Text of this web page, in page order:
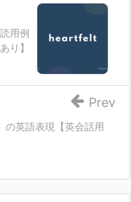
用例
り】
の英語表現【英会話用
Prev